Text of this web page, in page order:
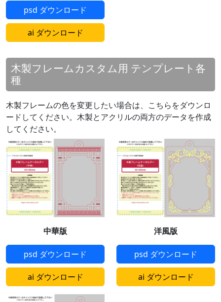
psd ダウンロード
ai ダウンロード
木製フレームカスタム用 テンプレート各
種
木製フレームの色を変更したい場合は、こちらをダウンロ
ードしてください。木製とアクリルの両方のデータを作成
してください。
中華版
psd ダウンロード
ai ダウンロード
洋風版
psd ダウンロード
ai ダウンロード